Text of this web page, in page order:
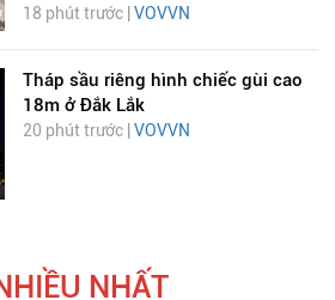
18 phút trước | VOVVN
Tháp sầu riêng hình chiếc gùi cao
18m ở Đắk Lắk
20 phút trước |VOVVN
NHẤT